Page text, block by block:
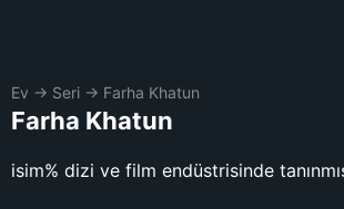
Ev → Seri → Farha Khatun
Farha Khatun
isim% dizi ve film endüstrisinde